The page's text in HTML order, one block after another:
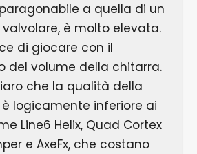
a quella di un
è molto elevata.
di giocare con il
del volume della chitarra.
che la qualità della
logicamente inferiore ai
Line6 Helix, Quad Cortex
e AxeFx, che costano